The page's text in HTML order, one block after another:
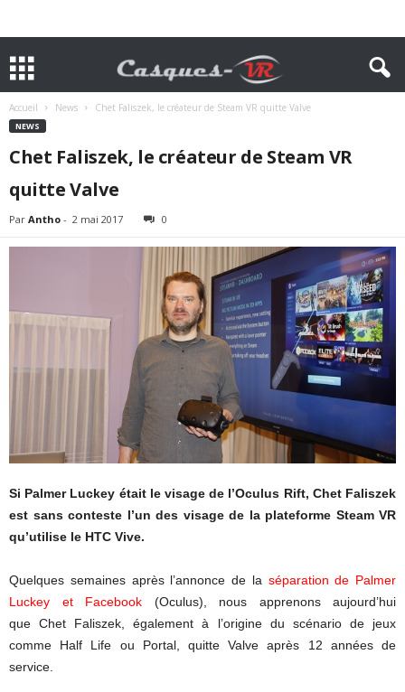
Accueil News Chet Faliszek, le créateur de Steam VR quitte Valve
NEWS
Chet Faliszek, le créateur de Steam VR
quitte Valve
Par Antho - 2 mai 2017 0
Si Palmer Luckey était le visage de l’Oculus Rift, Chet Faliszek
est sans conteste l’un des visage de la plateforme Steam VR
qu’utilise le HTC Vive.
Quelques semaines après l’annonce de la séparation de Palmer
Luckey et Facebook (Oculus), nous apprenons aujourd’hui
que Chet Faliszek, également à l’origine du scénario de jeux
comme Half Life ou Portal, quitte Valve après 12 années de
service.